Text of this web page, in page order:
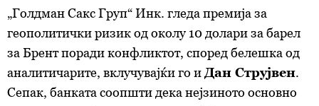
„Голдман Сакс Груп“ Инк. гледа премија за
геополитички ризик од околу 10 долари за барел
за Брент поради конфликтот, според белешка од
аналитичарите, вклучувајќи го и Дан Струјвен.
Сепак, банката соопшти дека нејзиното основно